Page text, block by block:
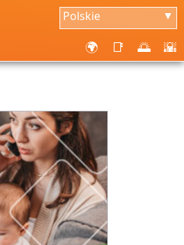
Polskie ▼
🌍 📑 🌅 🌇